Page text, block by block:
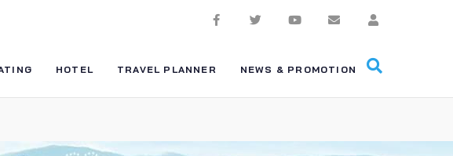
HOTEL TRAVEL PLANNER NEWS & PROMOTION